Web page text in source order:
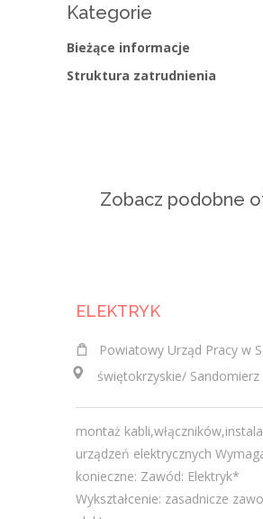
Kategorie
Bieżące informacje
Struktura zatrudnienia
Zobacz podobne
ELEKTRYK
Powiatowy Urząd Pracy w
świętokrzyskie/ Sandomierz
montaż
urządzeń elektrycznych
konieczne: Zawód: Elektryk*
Wykształcenie: zasadnicze